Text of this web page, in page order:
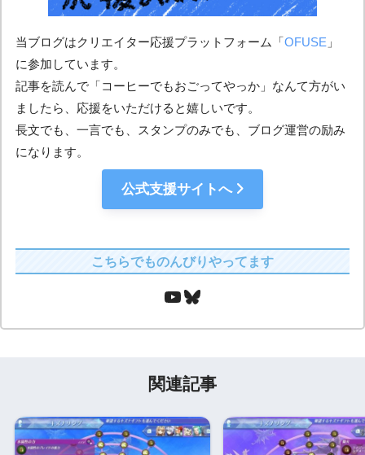
当ブログはクリエイター応援プラットフォーム「OFUSE 」
に参加しています。
記事を読んで「コーヒーでもおごってやっか」なんて方がい
ましたら、応援をいただけると嬉しいです。
長文でも、一言でも、スタンプのみでも、ブログ運営の励み
になります。
公式支援サイトへ
こちらでものんびりやってます
関連記事